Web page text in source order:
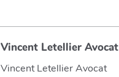
Vincent Letellier Avocat
Vincent Letellier Avocat